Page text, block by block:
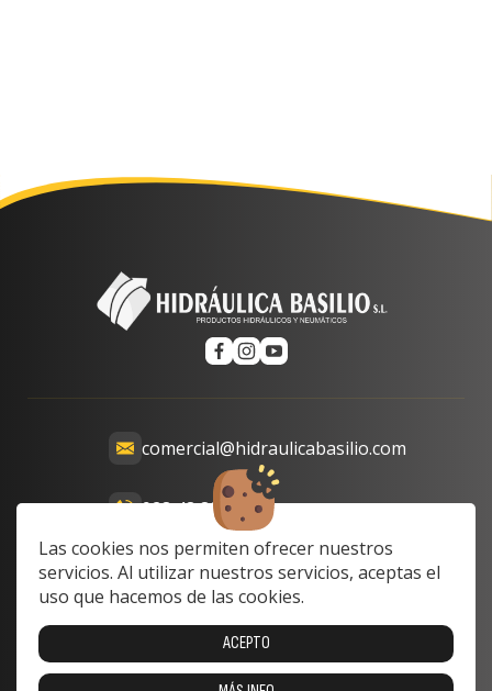
Las cookies nos permiten ofrecer nuestros
servicios. Al utilizar nuestros servicios, aceptas el
uso que hacemos de las cookies.
ACEPTO
comercial@hidraulicabasilio.com
928 48 89 99
Calle Prof. Lozano, 13-15,
35008 Las Palmas de Gran
Canaria, Las Palmas, Spain
Lunes a Viernes: 8:00 a 17:00
Sabado y domingo: cerrado